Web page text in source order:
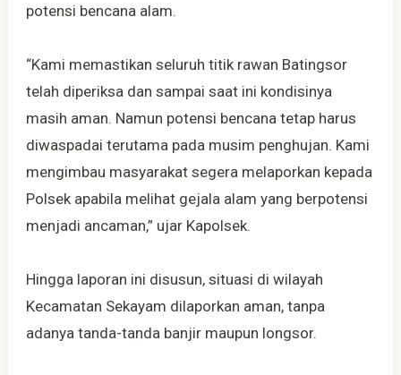
potensi bencana alam.
“Kami memastikan seluruh titik rawan Batingsor
telah diperiksa dan sampai saat ini kondisinya
masih aman. Namun potensi bencana tetap harus
diwaspadai terutama pada musim penghujan. Kami
mengimbau masyarakat segera melaporkan kepada
Polsek apabila melihat gejala alam yang berpotensi
menjadi ancaman,” ujar Kapolsek.
Hingga laporan ini disusun, situasi di wilayah
Kecamatan Sekayam dilaporkan aman, tanpa
adanya tanda-tanda banjir maupun longsor.